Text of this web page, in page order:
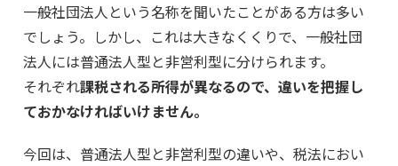
一般社団法人という名称を聞いたことがある方は多い
でしょう。しかし、これは大きなくくりで、一般社団
法人には普通法人型と非営利型に分けられます。
それぞれ課税される所得が異なるので、違いを把握し
ておかなければいけません。
今回は、普通法人型と非営利型の違いや、税法におい